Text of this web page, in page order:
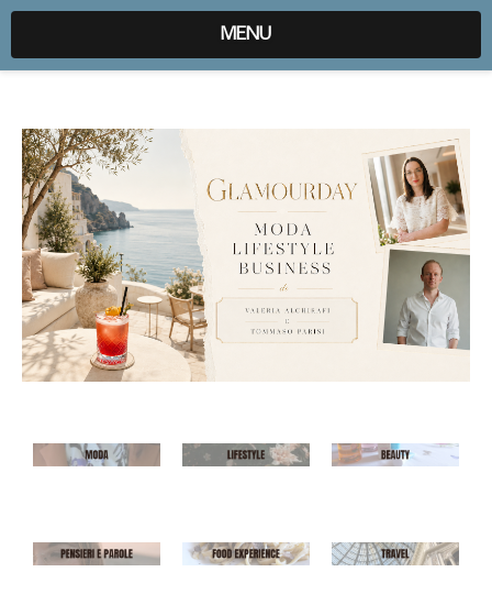
expr:lang=it;data:blog.locale
MENU